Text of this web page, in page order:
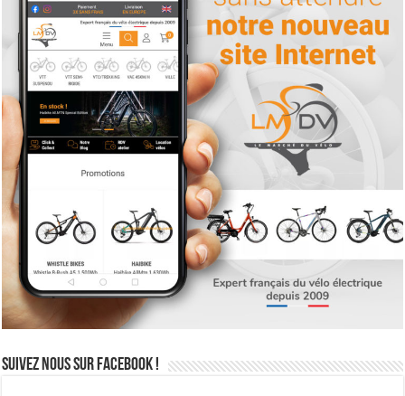
Suivez nous sur Facebook !